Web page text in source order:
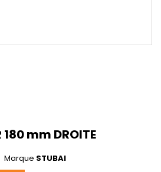
180 mm DROITE
Marque STUBAI